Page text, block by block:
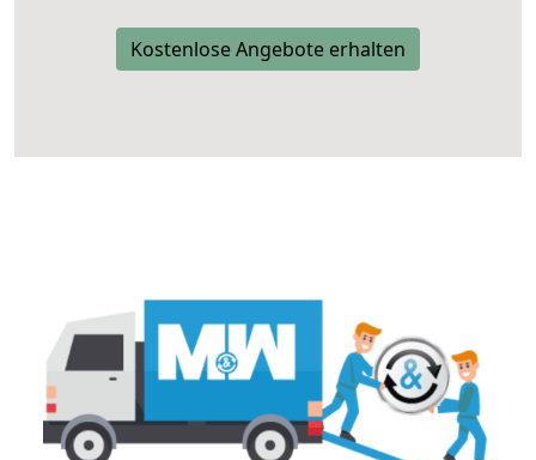
Kostenlose Angebote erhalten